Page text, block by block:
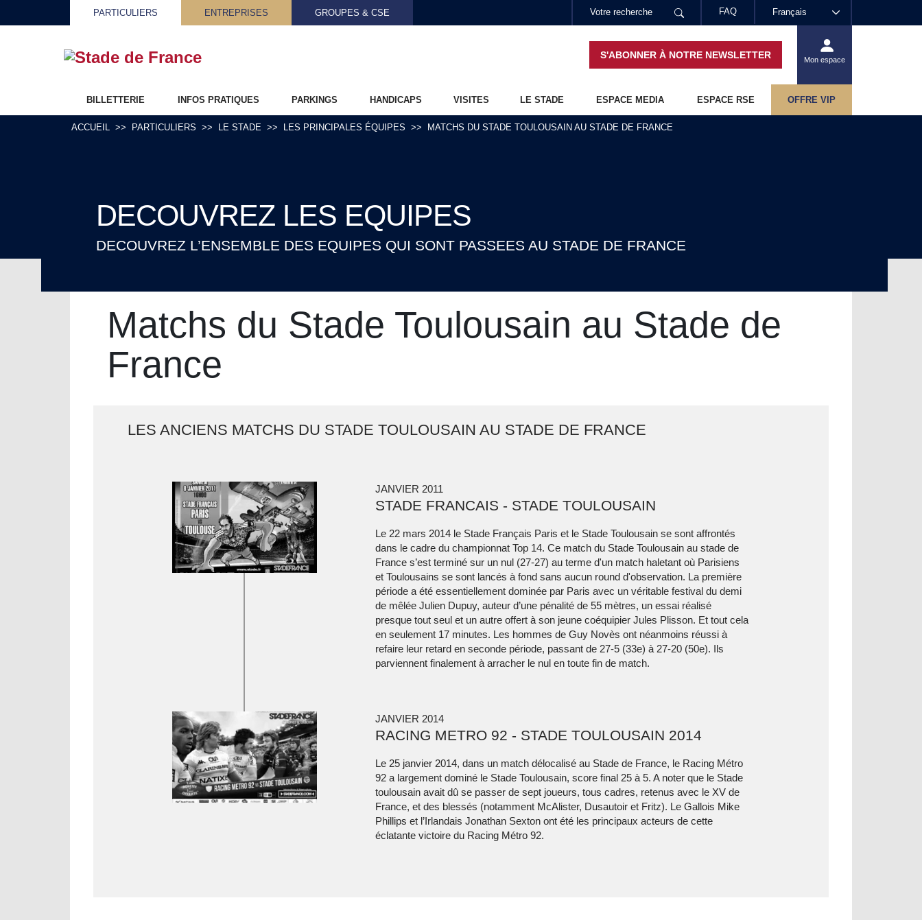
Français
FAQ
PARTICULIERS ENTREPRISES GROUPES & CSE
S'ABONNER À NOTRE NEWSLETTER Mon espace
BILLETTERIE INFOS PRATIQUES PARKINGS HANDICAPS VISITES LE STADE ESPACE MEDIA ESPACE RSE OFFRE VIP
ACCUEIL PARTICULIERS LE STADE LES PRINCIPALES ÉQUIPES MATCHS DU STADE TOULOUSAIN AU STADE DE FRANCE
DECOUVREZ LES EQUIPES
DECOUVREZ L’ENSEMBLE DES EQUIPES QUI SONT PASSEES AU STADE DE FRANCE
Matchs du Stade Toulousain au Stade de
France
LES ANCIENS MATCHS DU STADE TOULOUSAIN AU STADE DE FRANCE
JANVIER 2011
STADE FRANCAIS - STADE TOULOUSAIN
Le 22 mars 2014 le Stade Français Paris et le Stade Toulousain se sont affrontés
dans le cadre du championnat Top 14. Ce match du Stade Toulousain au stade de
France s’est terminé sur un nul (27-27) au terme d'un match haletant où Parisiens
et Toulousains se sont lancés à fond sans aucun round d'observation. La première
période a été essentiellement dominée par Paris avec un véritable festival du demi
de mêlée Julien Dupuy, auteur d’une pénalité de 55 mètres, un essai réalisé
presque tout seul et un autre offert à son jeune coéquipier Jules Plisson. Et tout cela
en seulement 17 minutes. Les hommes de Guy Novès ont néanmoins réussi à
refaire leur retard en seconde période, passant de 27-5 (33e) à 27-20 (50e). Ils
parviennent finalement à arracher le nul en toute fin de match.
JANVIER 2014
RACING METRO 92 - STADE TOULOUSAIN 2014
Le 25 janvier 2014, dans un match délocalisé au Stade de France, le Racing Métro
92 a largement dominé le Stade Toulousain, score final 25 à 5. A noter que le Stade
toulousain avait dû se passer de sept joueurs, tous cadres, retenus avec le XV de
France, et des blessés (notamment McAlister, Dusautoir et Fritz). Le Gallois Mike
Phillips et l’Irlandais Jonathan Sexton ont été les principaux acteurs de cette
éclatante victoire du Racing Métro 92.